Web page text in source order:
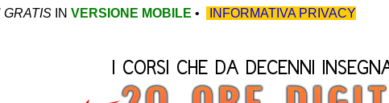
GRATIS IN VERSIONE MOBILE • INFORMATIVA PRIVACY